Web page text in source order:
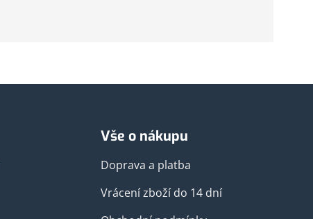
Vše o nákupu
Doprava a platba
Vrácení zboží do 14 dní